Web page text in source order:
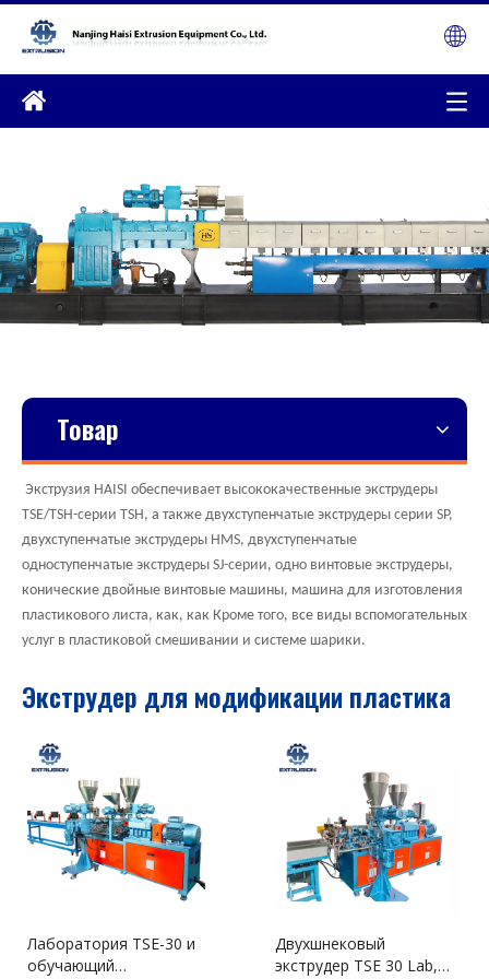
Товар
Экструзия HAISI обеспечивает высококачественные экструдеры
TSE/TSH-серии TSH, а также двухступенчатые экструдеры серии SP,
двухступенчатые экструдеры HMS, двухступенчатые
одноступенчатые экструдеры SJ-серии, одно винтовые экструдеры,
конические двойные винтовые машины, машина для изготовления
пластикового листа, как, как Кроме того, все виды вспомогательных
услуг в пластиковой смешивании и системе шарики.
Экструдер для модификации пластика
Лаборатория TSE-30 и
обучающий
Двухшнековый
экструдер TSE 30 Lab,